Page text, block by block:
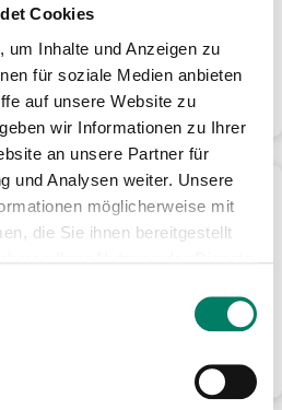
Cookies
um Inhalte und Anzeigen zu
für soziale Medien anbieten
auf unsere Website zu
wir Informationen zu Ihrer
an unsere Partner für
und Analysen weiter. Unsere
möglicherweise mit
die Sie ihnen bereitgestellt
Tage für nur 24 Euro im
Ticket-Angebot ist online oder als
Handyticket erhältlich
01.06.2026
KöllePally lässt den
Tanzbrunnen eskalieren:
Ausbilder Schmidt und Laurin